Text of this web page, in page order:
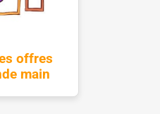
offres
main